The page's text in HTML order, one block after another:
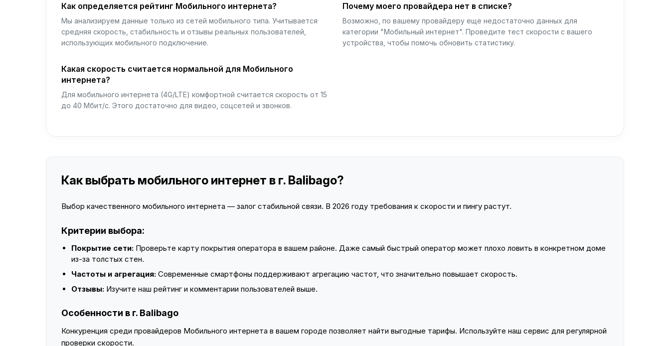
Как определяется рейтинг Мобильного интернета?
Мы анализируем данные только из сетей мобильного типа. Учитывается
средняя скорость, стабильность и отзывы реальных пользователей,
использующих мобильного подключение.
Почему моего провайдера нет в списке?
Возможно, по вашему провайдеру еще недостаточно данных для
категории "Мобильный интернет". Проведите тест скорости с вашего
устройства, чтобы помочь обновить статистику.
Какая скорость считается нормальной для Мобильного
интернета?
Для мобильного интернета (4G/LTE) комфортной считается скорость от 15
до 40 Мбит/с. Этого достаточно для видео, соцсетей и звонков.
Как выбрать мобильного интернет в г. Balibago?
Выбор качественного мобильного интернета — залог стабильной связи. В 2026 году требования к скорости и пингу растут.
Критерии выбора:
Покрытие сети: Проверьте карту покрытия оператора в вашем районе. Даже самый быстрый оператор может плохо ловить в конкретном доме
из-за толстых стен.
Частоты и агрегация: Современные смартфоны поддерживают агрегацию частот, что значительно повышает скорость.
Отзывы: Изучите наш рейтинг и комментарии пользователей выше.
Особенности в г. Balibago
Конкуренция среди провайдеров Мобильного интернета в вашем городе позволяет найти выгодные тарифы. Используйте наш сервис для регулярной
проверки скорости.